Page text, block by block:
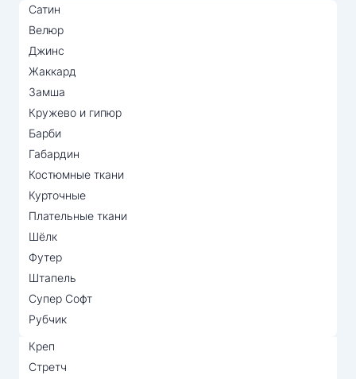
Сатин
Велюр
Джинс
Жаккард
Замша
Кружево и гипюр
Барби
Габардин
Костюмные ткани
Курточные
Плательные ткани
Шёлк
Футер
Штапель
Супер Софт
Рубчик
Креп
Стретч